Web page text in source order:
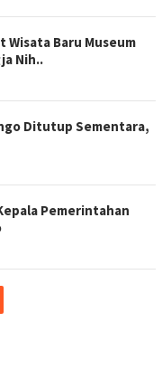
Wisata Baru Museum
Nih..
Ditutup Sementara,
Pemerintahan